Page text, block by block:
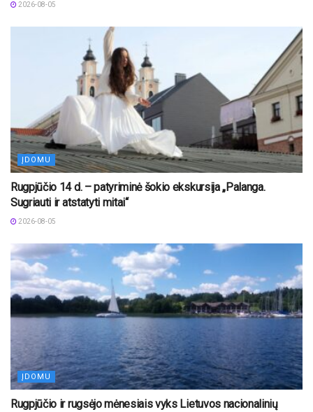
2026-08-05
ĮDOMU
Rugpjūčio 14 d. – patyriminė šokio ekskursija „Palanga.
Sugriauti ir atstatyti mitai“
2026-08-05
ĮDOMU
Rugpjūčio ir rugsėjo mėnesiais vyks Lietuvos nacionalinių